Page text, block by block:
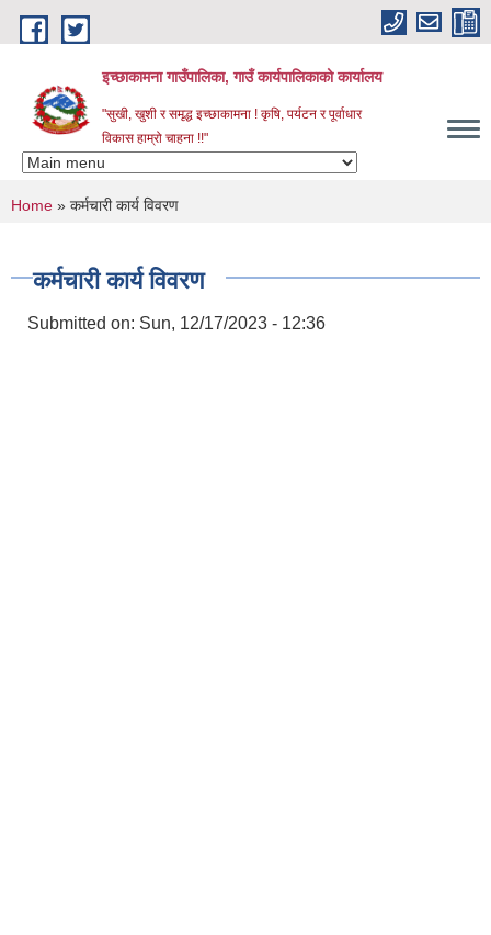
Skip to main content
इच्छाकामना गाउँपालिका, गाउँ कार्यपालिकाको कार्यालय
"सुखी, खुशी र समृद्ध इच्छाकामना ! कृषि, पर्यटन र पूर्वाधार
विकास हाम्रो चाहना !!"
You are here
Home » कर्मचारी कार्य विवरण
कर्मचारी कार्य विवरण
Submitted on: Sun, 12/17/2023 - 12:36